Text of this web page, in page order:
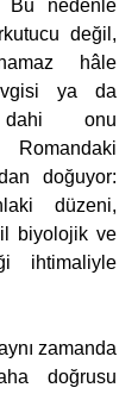
Bu nedenle
değil,
hâle
ya da
onu
doğuyor:
düzeni,
biyolojik ve
ihtimaliyle
zamanda
doğrusu